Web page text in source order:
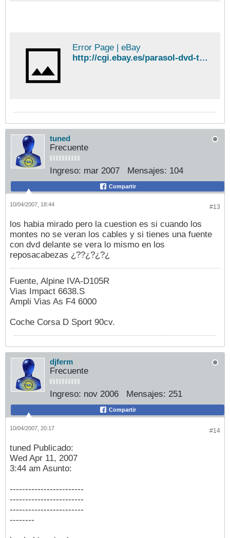
Error Page | eBay
http://cgi.ebay.es/parasol-dvd-tft-7-con-DVD_W0QQitemZ120103418534QQcategoryZ73588QQssPageNameZWDVWQQrdZ1QQcmdZViewItem#ebayphotohosting
tuned
Frecuente
Ingreso: mar 2007 Mensajes: 104
Compartir
#13
10/04/2007, 18:44
los habia mirado pero la cuestion es si cuando los
montes no se veran los cables y si tienes una fuente
con dvd delante se vera lo mismo en los
reposacabezas ¿??¿?¿?¿
Fuente, Alpine IVA-D105R
Vias Impact 6638.S
Ampli Vias As F4 6000
Coche Corsa D Sport 90cv.
djferm
Frecuente
Ingreso: nov 2006 Mensajes: 251
Compartir
#14
10/04/2007, 20:17
tuned Publicado:
Wed Apr 11, 2007
3:44 am Asunto:
------------------------
------------------------
------------------------
--------